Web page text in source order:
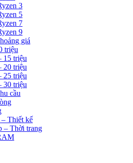
3
5
7
9
giá
triệu
15 triệu
20 triệu
25 triệu
30 triệu
cầu
Thiết kế
– Thời trang